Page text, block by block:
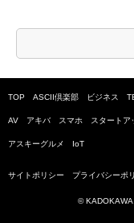
TOP ASCII倶楽部 ビジネス
AV アキバ スマホ スタートア
アスキーグルメ IoT
サイトポリシー プライバシーポ
©